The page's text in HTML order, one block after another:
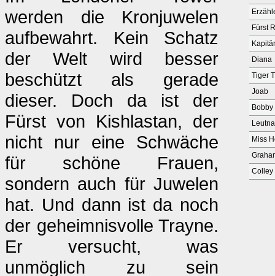
werden die Kronjuwelen
aufbewahrt. Kein Schatz
der Welt wird besser
beschützt als gerade
dieser. Doch da ist der
Fürst von Kishlastan, der
nicht nur eine Schwäche
für schöne Frauen,
sondern auch für Juwelen
hat. Und dann ist da noch
der geheimnisvolle Trayne.
Er versucht, was
unmöglich zu sein
Fürst
Diana
Tiger
Joab
Bobby
Miss
Colley